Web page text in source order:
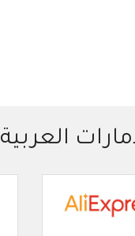
العربية